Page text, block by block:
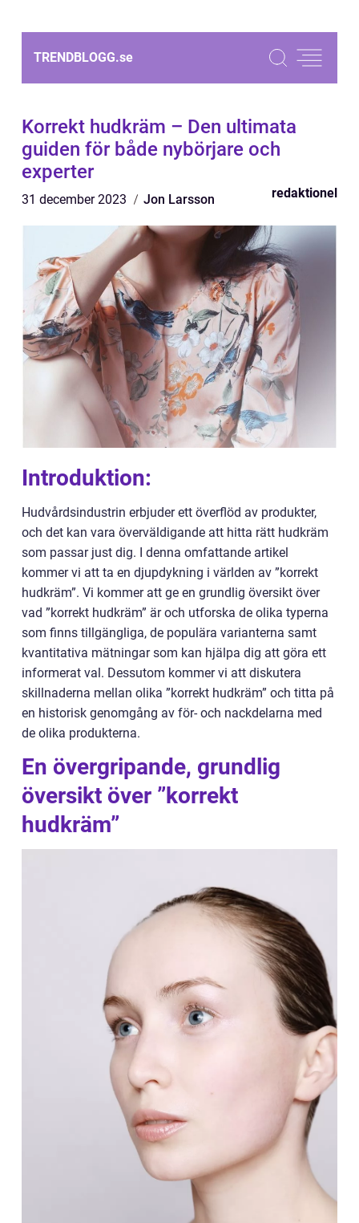
TRENDBLOGG.se
Korrekt hudkräm – Den ultimata
guiden för både nybörjare och
experter
31 december 2023 Jon Larsson redaktionel
Introduktion:
Hudvårdsindustrin erbjuder ett överflöd av produkter,
och det kan vara överväldigande att hitta rätt hudkräm
som passar just dig. I denna omfattande artikel
kommer vi att ta en djupdykning i världen av ”korrekt
hudkräm”. Vi kommer att ge en grundlig översikt över
vad ”korrekt hudkräm” är och utforska de olika typerna
som finns tillgängliga, de populära varianterna samt
kvantitativa mätningar som kan hjälpa dig att göra ett
informerat val. Dessutom kommer vi att diskutera
skillnaderna mellan olika ”korrekt hudkräm” och titta på
en historisk genomgång av för- och nackdelarna med
de olika produkterna.
En övergripande, grundlig
översikt över ”korrekt
hudkräm”